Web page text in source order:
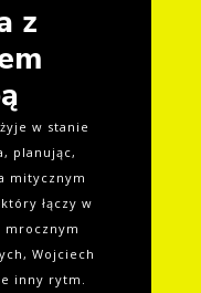
z
w stanie
planując,
mitycznym
łączy w
mrocznym
Wojciech
inny rytm.